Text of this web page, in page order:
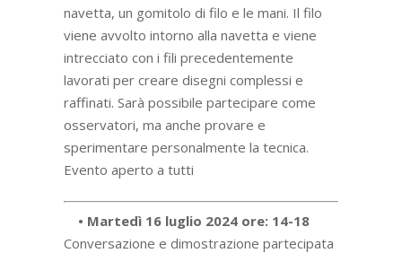
navetta, un gomitolo di filo e le mani. Il filo
viene avvolto intorno alla navetta e viene
intrecciato con i fili precedentemente
lavorati per creare disegni complessi e
raffinati. Sarà possibile partecipare come
osservatori, ma anche provare e
sperimentare personalmente la tecnica.
Evento aperto a tutti
• Martedì 16 luglio 2024 ore: 14-18
Conversazione e dimostrazione partecipata